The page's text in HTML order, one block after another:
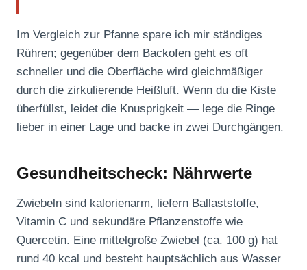
Im Vergleich zur Pfanne spare ich mir ständiges
Rühren; gegenüber dem Backofen geht es oft
schneller und die Oberfläche wird gleichmäßiger
durch die zirkulierende Heißluft. Wenn du die Kiste
überfüllst, leidet die Knusprigkeit — lege die Ringe
lieber in einer Lage und backe in zwei Durchgängen.
Gesundheitscheck: Nährwerte
Zwiebeln sind kalorienarm, liefern Ballaststoffe,
Vitamin C und sekundäre Pflanzenstoffe wie
Quercetin. Eine mittelgroße Zwiebel (ca. 100 g) hat
rund 40 kcal und besteht hauptsächlich aus Wasser